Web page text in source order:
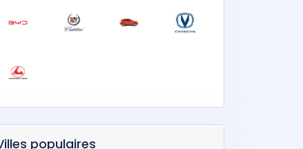
populaires